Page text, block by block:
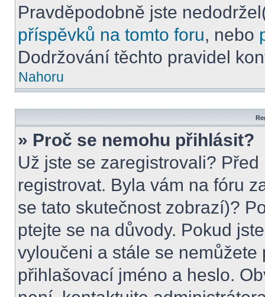
Pravděpodobně jste
příspěvků na tomto foru, nebo
Dodržování těchto pravidel
Nahoru
» Proč se nemohu přihlásit?
Už jste se zaregistrovali?
registrovat. Byla vám na fóru
se tato skutečnost zobrazí)?
ptejte se na důvody. Pokud
vyloučeni a stále se
přihlašovací jméno a heslo.